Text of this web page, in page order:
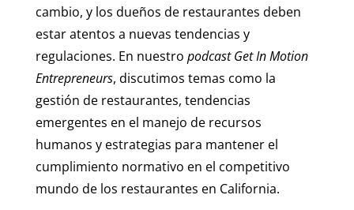
cambio, y los dueños de restaurantes deben
estar atentos a nuevas tendencias y
regulaciones. En nuestro podcast Get In Motion
Entrepreneurs, discutimos temas como la
gestión de restaurantes, tendencias
emergentes en el manejo de recursos
humanos y estrategias para mantener el
cumplimiento normativo en el competitivo
mundo de los restaurantes en California.